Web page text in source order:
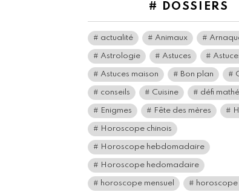
# DOSSIERS
actualité Animaux
Astrologie Astuces
Astuces maison Bon plan
conseils Cuisine défi
Enigmes Fête des mères
Horoscope chinois
Horoscope hebdomadaire
Horoscope hedomadaire
horoscope mensuel